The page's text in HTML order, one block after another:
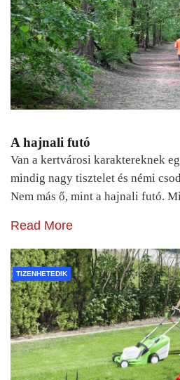
A hajnali futó
Van a kertvárosi karaktereknek
mindig nagy tisztelet és némi
Nem más ő, mint a hajnali futó.
Read More
TIZENHETEDIK